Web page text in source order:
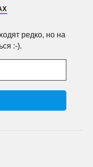
редко, но на
:-).